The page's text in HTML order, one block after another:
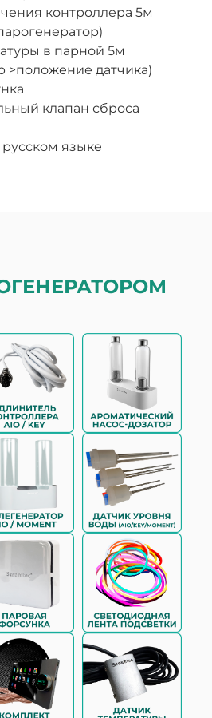
контроллера 5м
в парной 5м
>положение датчика)
клапан сброса
языке